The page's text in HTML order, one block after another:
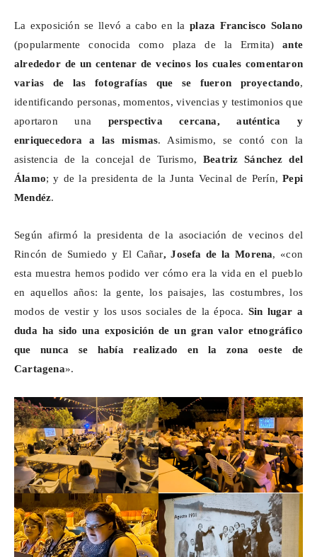
La exposición se llevó a cabo en laplaza Francisco Solano
(popularmente conocida como plaza de la Ermita) ante
alrededor de un centenar de vecinos los cuales comentaron
varias de las fotografías que se fueron proyectando,
identificando personas, momentos, vivencias y testimonios que
aportaron una perspectiva cercana, auténtica y
enriquecedora
a las mismas. Asimismo, se contó con la
asistencia de la concejal de Turismo,Beatriz Sánchez del
Álamo; y de la presidenta de la Junta Vecinal de Perín,Pepi
Mendéz.
Según afirmó la presidenta de la asociación de vecinos del
Rincón de Sumiedo y El Cañar, Josefa de la Morena, «con
esta muestra hemos podido ver cómo era la vida en el pueblo
en aquellos años: la gente, los paisajes, las costumbres, los
modos de vestir y los usos sociales de la época. Sin lugar a
duda ha sido una exposición de un gran valor etnográfico
que nunca se había realizado en la zona oeste de
Cartagena».